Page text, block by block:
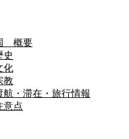
概要
史
化
教
・滞在・旅行情報
点